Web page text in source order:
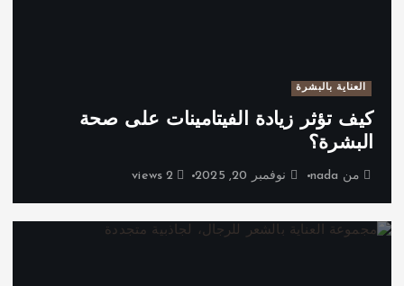
العناية بالبشرة
كيف تؤثر زيادة الفيتامينات على صحة
البشرة؟
من nada نوفمبر 20, 2025